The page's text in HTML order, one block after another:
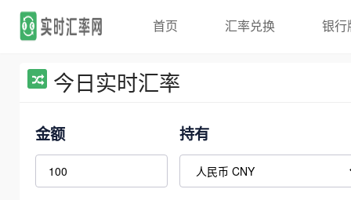
首页 汇率兑换 银行
今日实时汇率
金额 持有